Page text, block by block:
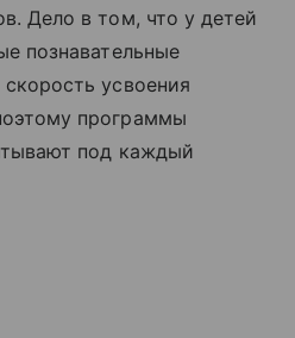
Дело в том, что у детей
познавательные
усвоения
программы
под каждый